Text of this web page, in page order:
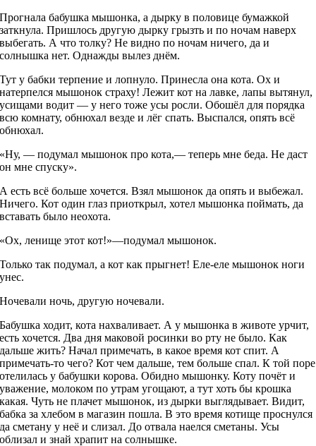
Прогнала бабушка мышонка, а дырку в половице бумажкой
заткнула. Пришлось другую дырку грызть и по ночам наверх
выбегать. А что толку? Не видно по ночам ничего, да и
солнышка нет. Однажды вылез днём.
Тут у бабки терпение и лопнуло. Принесла она кота. Ох и
натерпелся мышонок страху! Лежит кот на лавке, лапы вытянул,
усищами водит — у него тоже усы росли. Обошёл для порядка
всю комнату, обнюхал везде и лёг спать. Выспался, опять всё
обнюхал.
«Ну, — подумал мышонок про кота,— теперь мне беда. Не даст
он мне спуску».
А есть всё больше хочется. Взял мышонок да опять и выбежал.
Ничего. Кот один глаз приоткрыл, хотел мышонка поймать, да
вставать было неохота.
«Ох, ленище этот кот!»—подумал мышонок.
Только так подумал, а кот как прыгнет! Еле-еле мышонок ноги
унес.
Ночевали ночь, другую ночевали.
Бабушка ходит, кота нахваливает. А у мышонка в животе урчит,
есть хочется. Два дня маковой росинки во рту не было. Как
дальше жить? Начал примечать, в какое время кот спит. А
примечать-то чего? Кот чем дальше, тем больше спал. К той поре
отелилась у бабушки корова. Обидно мышонку. Коту почёт и
уважение, молоком по утрам угощают, а тут хоть бы крошка
какая. Чуть не плачет мышонок, из дырки выглядывает. Видит,
бабка за хлебом в магазин пошла. В это время котище проснулся
да сметану у неё и слизал. До отвала наелся сметаны. Усы
облизал и знай храпит на солнышке.